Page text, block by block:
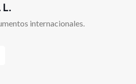
L.
internacionales.